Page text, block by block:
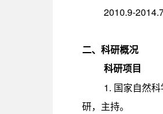
2010.9-
二、科研概况
科研项目
1. 国家自然
研，主持。